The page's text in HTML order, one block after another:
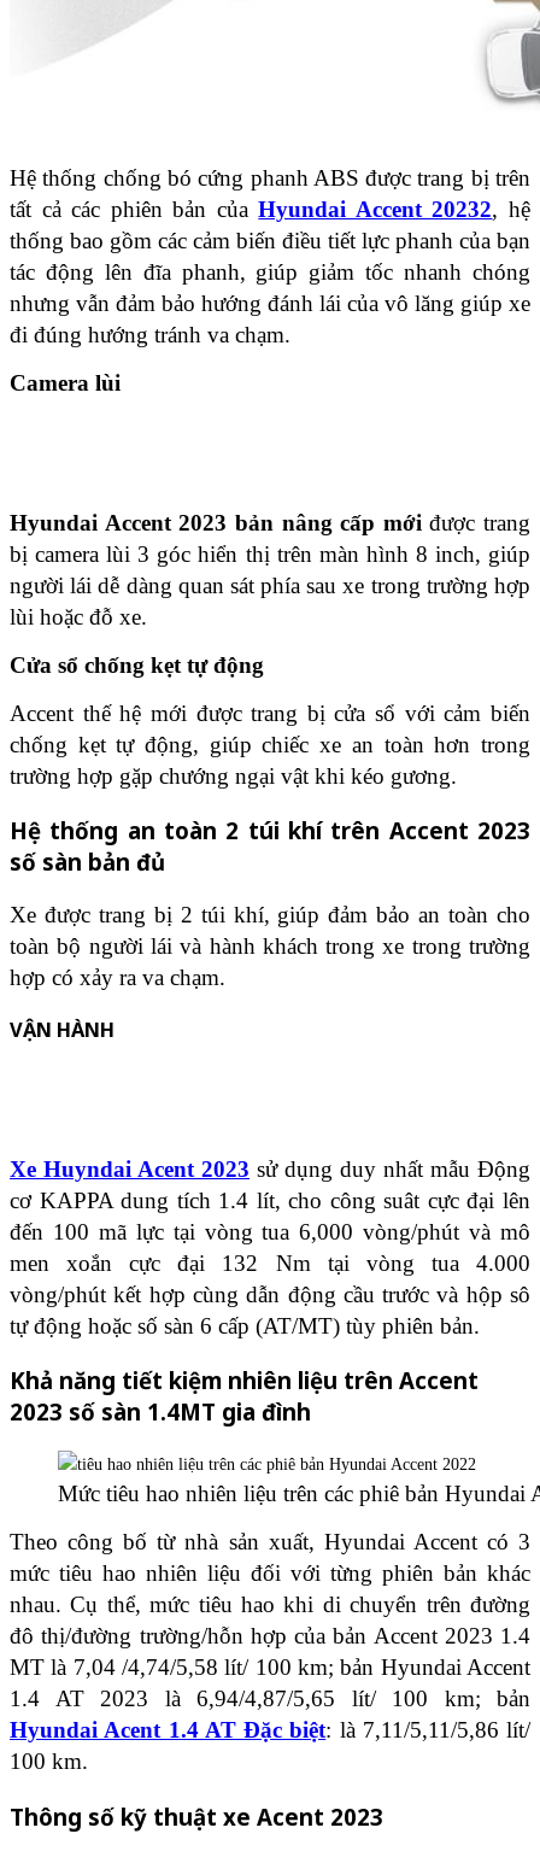
Hệ thống chống bó cứng phanh ABS được trang bị trên
tất cả các phiên bản củaHyundai Accent 20232, hệ
thống bao gồm các cảm biến điều tiết lực phanh của bạn
tác động lên đĩa phanh, giúp giảm tốc nhanh chóng
nhưng vẫn đảm bảo hướng đánh lái của vô lăng giúp xe
đi đúng hướng tránh va chạm.
Camera lùi
Hyundai Accent 2023 bản nâng cấp mới được trang
bị camera lùi 3 góc hiển thị trên màn hình 8 inch, giúp
người lái dễ dàng quan sát phía sau xe trong trường hợp
lùi hoặc đỗ xe.
Cửa sổ chống kẹt tự động
Accent thế hệ mới được trang bị cửa sổ với cảm biến
chống kẹt tự động, giúp chiếc xe an toàn hơn trong
trường hợp gặp chướng ngại vật khi kéo gương.
Hệ thống an toàn 2 túi khí trên Accent 2023
số sàn bản đủ
Xe được trang bị 2 túi khí, giúp đảm bảo an toàn cho
toàn bộ người lái và hành khách trong xe trong trường
hợp có xảy ra va chạm.
VẬN HÀNH
Xe Huyndai Acent 2023 sử dụng duy nhất mẫu Động
cơ KAPPA dung tích 1.4 lít, cho công suât cực đại lên
đến 100 mã lực tại vòng tua 6,000 vòng/phút và mô
men xoắn cực đại 132 Nm tại vòng tua 4.000
vòng/phút kết hợp cùng dẫn động cầu trước và hộp sô
tự động hoặc số sàn 6 cấp (AT/MT) tùy phiên bản.
Khả năng tiết kiệm nhiên liệu trên Accent
2023 số sàn 1.4MT gia đình
Mức tiêu hao nhiên liệu trên các phiê bản Hyundai
Theo công bố từ nhà sản xuất, Hyundai Accent có 3
mức tiêu hao nhiên liệu đối với từng phiên bản khác
nhau. Cụ thể, mức tiêu hao khi di chuyển trên đường
đô thị/đường trường/hỗn hợp của bản Accent 2023 1.4
MT là 7,04 /4,74/5,58 lít/ 100 km; bản Hyundai Accent
1.4 AT 2023 là 6,94/4,87/5,65 lít/ 100 km; bản
Hyundai Acent 1.4 AT Đặc biệt: là 7,11/5,11/5,86 lít/
100 km.
Thông số kỹ thuật xe Acent 2023